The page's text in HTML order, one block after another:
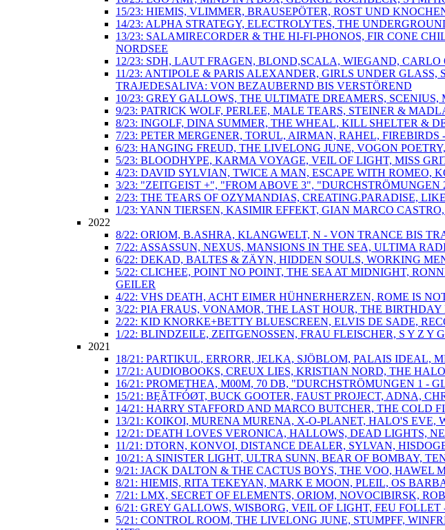
15/23: HIEMIS, VLIMMER, BRAUSEPÖTER, ROST UND
14/23: ALPHA STRATEGY, ELECTROLYTES, THE
13/23: SALAMIRECORDER & THE HI-FI-PHONOS, FIR CONE
NORDSEE
12/23: SDH, LAUT FRAGEN, BLOND,SCALA, WIEGAND,
11/23: ANTIPOLE & PARIS ALEXANDER, GIRLS UNDER
TRAJEDESALIVA: VON BEZAUBERND BIS VERSTÖREND
10/23: GREY GALLOWS, THE ULTIMATE DREAMERS,
9/23: PATRICK WOLF, PERLEE, MALE TEARS, STEINER &
8/23: INGOLF, DINA SUMMER, THE WHEAL, KILL SHELTER &
7/23: PETER MERGENER, TORUL, AIRMAN, RAHEL,
6/23: HANGING FREUD, THE LIVELONG JUNE, VOGON
5/23: BLOODHYPE, KARMA VOYAGE, VEIL OF LIGHT, MISS
4/23: DAVID SYLVIAN, TWICE A MAN, ESCAPE WITH ROMEO,
3/23: "ZEITGEIST +", "FROM ABOVE 3",
2/23: THE TEARS OF OZYMANDIAS, CREATING.PARADISE,
1/23: YANN TIERSEN, KASIMIR EFFEKT, GIAN MARCO
2022
8/22: ORIOM, B.ASHRA, KLANGWELT, N - VON TRANCE BIS
7/22: ASSASSUN, NEXUS, MANSIONS IN THE SEA, ULTIMA
6/22: DEKAD, BALTES & ZÄYN, HIDDEN SOULS, WORKING
5/22: CLICHEE, POINT NO POINT, THE SEA AT MIDNIGHT,
GEILER
4/22: VHS DEATH, ACHT EIMER HÜHNERHERZEN, ROME IS
3/22: PIA FRAUS, VONAMOR, THE LAST HOUR, THE
2/22: KID KNORKE+BETTY BLUESCREEN, ELVIS DE SADE,
1/22: BLINDZEILE, ZEITGENOSSEN, FRAU FLEISCHER, S Y Z
2021
18/21: PARTIKUL, ERRORR, JELKA, SJÖBLOM, PALAIS IDEAL,
17/21: AUDIOBOOKS, CREUX LIES, KRISTIAN NORD, THE
16/21: PROMETHEA, M00M, 70 DB, "DURCHSTRÖMUNGEN 1 -
15/21: BĘÃTFÓØT, BUCK GOOTER, FAUST PROJECT, ADNA,
14/21: HARRY STAFFORD AND MARCO BUTCHER, THE
13/21: KOIKOI, MURENA MURENA, X-O-PLANET, HALO'S EVE,
12/21: DEATH LOVES VERONICA, HALLOWS, DEAD LIGHTS,
11/21: DTORN, KONVOI, DISTANCE DEALER, SYLVAN,
10/21: A SINISTER LIGHT, ULTRA SUNN, BEAR OF BOMBAY,
9/21: JACK DALTON & THE CACTUS BOYS, THE VOO, HAWEL
8/21: HIEMIS, RITA TEKEYAN, MARK E MOON, PLEIL, OS
7/21: LMX, SECRET OF ELEMENTS, ORIOM, NOVOCIBIRSK,
6/21: GREY GALLOWS, WISBORG, VEIL OF LIGHT, FEU
5/21: CONTROL ROOM, THE LIVELONG JUNE, STUMPFF,